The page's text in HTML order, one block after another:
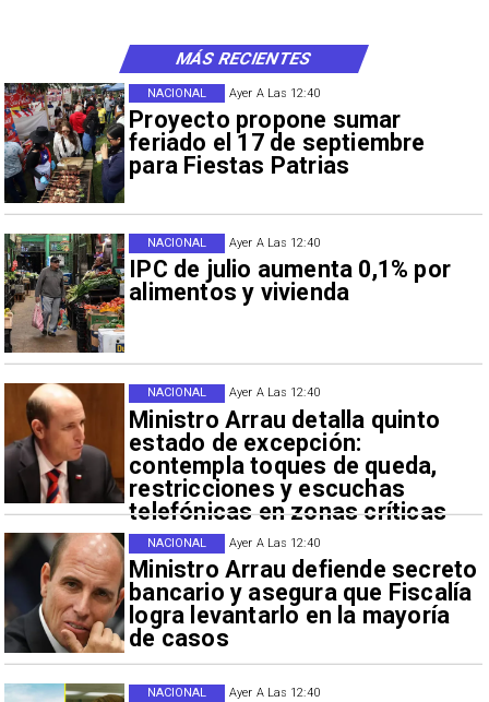
Ayer A Las 12:40
Proyecto propone sumar
feriado el 17 de septiembre
para Fiestas Patrias
NACIONAL
Ayer A Las 12:40
IPC de julio aumenta 0,1% por
alimentos y vivienda
NACIONAL
Ayer A Las 12:40
Ministro Arrau detalla quinto
estado de excepción:
contempla toques de queda,
restricciones y escuchas
telefónicas en zonas críticas
NACIONAL
Ayer A Las 12:40
Ministro Arrau defiende secreto
bancario y asegura que Fiscalía
logra levantarlo en la mayoría
de casos
NACIONAL
Ayer A Las 12:40
NACIONAL
MÁS RECIENTES